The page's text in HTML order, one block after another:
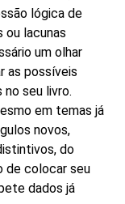
lógica de
ou lacunas
um olhar
as possíveis
seu livro.
em temas já
novos,
do
de colocar seu
dados já